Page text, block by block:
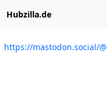
Hubzilla.de
https://mastodon.social/